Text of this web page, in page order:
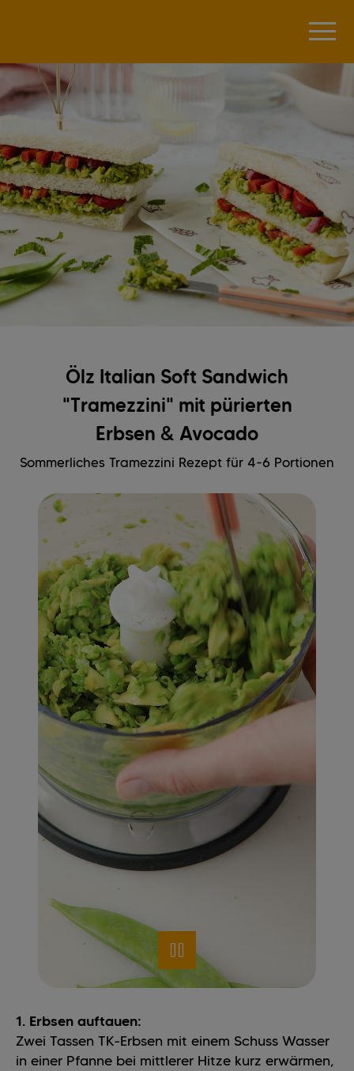
Ölz Italian Soft Sandwich
"Tramezzini" mit pürierten
Erbsen & Avocado
Sommerliches Tramezzini Rezept für 4-6 Portionen
1. Erbsen auftauen:
Zwei Tassen TK-Erbsen mit einem Schuss Wasser
in einer Pfanne bei mittlerer Hitze kurz erwärmen,